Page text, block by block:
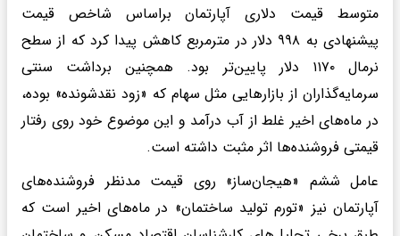
متوسط قیمت دلاری آپارتمان براساس شاخص قیمت
پیشنهادی به ۹۹۸ دلار در مترمربع کاهش پیدا کرد که از سطح
نرمال ۱۱۷۰ دلار پایین‌تر بود. همچنین برداشت سنتی
سرمایه‌گذاران از بازارهایی مثل سهام که «زود نقدشونده» بوده،
در ماه‌های اخیر غلط از آب درآمد و این موضوع خود روی رفتار
قیمتی فروشنده‌ها اثر مثبت داشته است.
عامل ششم «هیجان‌ساز» روی قیمت مدنظر فروشنده‌های
آپارتمان نیز «تورم تولید ساختمان» در ماه‌های اخیر است که